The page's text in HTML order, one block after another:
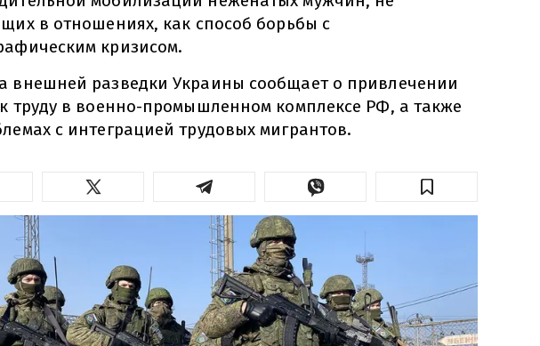
в отношениях, как способ борьбы с
кризисом.
внешней разведки Украины сообщает о привлечении
труду в военно-промышленном комплексе РФ, а также
с интеграцией трудовых мигрантов.